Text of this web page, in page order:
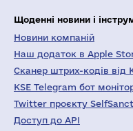
Щоденні новини і
Новини компаній
Наш додаток в Apple
Сканер штрих-кодів від
KSE Telegram бот
Twitter проєкту
Доступ до API